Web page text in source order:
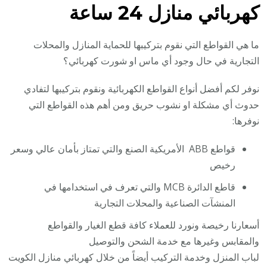
كهربائي منازل 24 ساعة
ما هي القواطع التي نقوم بتركيبها للحماية المنازل والمحلات
التجارية في حال وجود أي ماس او شورت كهربائي؟
نوفر لكم أفضل أنواع القواطع الكهربائية ونقوم بتركيبها لتفادي
حدوث أي مشكلة او نشوب حريق ومن أهم هذه القواطع التي
نوفرها:
قواطع ABB الأمريكية الصنع والتي تمتاز بأمان عالي وسعر
رخيص
قاطع الدائرة MCB والتي تعرف في استخدامها في
المنشآت الصناعية والمحلات التجارية
أسعارنا رخيصة ونورد للعملاء كافة قطع الغيار والقواطع
والمقابس وغيرها مع خدمة الشحن والتوصيل
لباب المنزل وخدمة التركيب أيضاً من خلال كهربائي منازل الكويت